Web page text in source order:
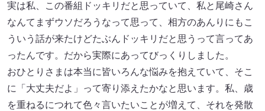
実は私、この番組ドッキリだと思っていて、私と尾崎さん
なんてまずウソだろうなって思って、相方のあんりにもこ
ういう話が来たけどたぶんドッキリだと思うって言ってあ
ったんです。だから実際にあってびっくりしました。
おひとりさまは本当に皆いろんな悩みを抱えていて、そこ
に「大丈夫だよ」って寄り添えたかなと思います。私、歳
を重ねるにつれて色々言いたいことが増えて、それを発散